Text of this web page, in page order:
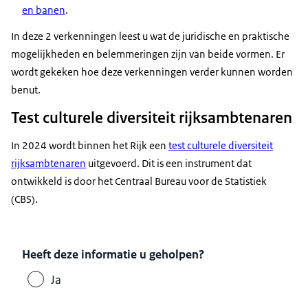
en banen.
In deze 2 verkenningen leest u wat de juridische en praktische
mogelijkheden en belemmeringen zijn van beide vormen. Er
wordt gekeken hoe deze verkenningen verder kunnen worden
benut.
Test culturele diversiteit rijksambtenaren
In 2024 wordt binnen het Rijk een test culturele diversiteit
rijksambtenaren uitgevoerd. Dit is een instrument dat
ontwikkeld is door het Centraal Bureau voor de Statistiek
(CBS).
Heeft deze informatie u geholpen?
Ja